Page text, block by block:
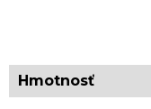
Hmotnosť